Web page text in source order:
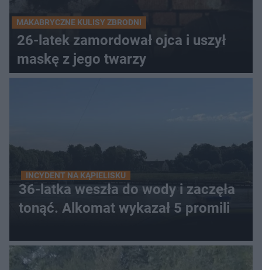
MAKABRYCZNE KULISY ZBRODNI
26-latek zamordował ojca i uszył
maskę z jego twarzy
INCYDENT NA KĄPIELISKU
36-latka weszła do wody i zaczęła
tonąć. Alkomat wykazał 5 promili